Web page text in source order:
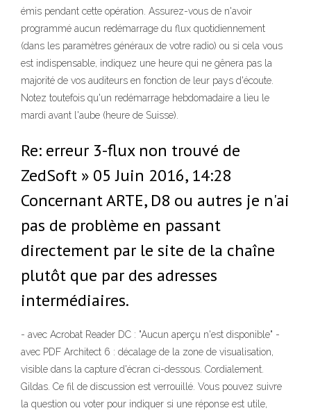
émis pendant cette opération. Assurez-vous de n'avoir
programmé aucun redémarrage du flux quotidiennement
(dans les paramètres généraux de votre radio) ou si cela vous
est indispensable, indiquez une heure qui ne gênera pas la
majorité de vos auditeurs en fonction de leur pays d'écoute.
Notez toutefois qu'un redémarrage hebdomadaire a lieu le
mardi avant l'aube (heure de Suisse).
Re: erreur 3-flux non trouvé de
ZedSoft » 05 Juin 2016, 14:28
Concernant ARTE, D8 ou autres je n'ai
pas de problème en passant
directement par le site de la chaîne
plutôt que par des adresses
intermédiaires.
- avec Acrobat Reader DC : "Aucun aperçu n'est disponible" -
avec PDF Architect 6 : décalage de la zone de visualisation,
visible dans la capture d'écran ci-dessous. Cordialement.
Gildas. Ce fil de discussion est verrouillé. Vous pouvez suivre
la question ou voter pour indiquer si une réponse est utile,